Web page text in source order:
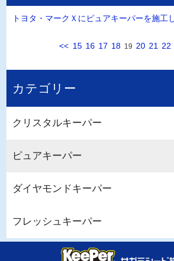
トヨタ・マークＸにピュアキーパーを施工
<< 15 16 17 1819 20 21 22
カテゴリー
クリスタルキーパー
ピュアキーパー
ダイヤモンドキーパー
フレッシュキーパー